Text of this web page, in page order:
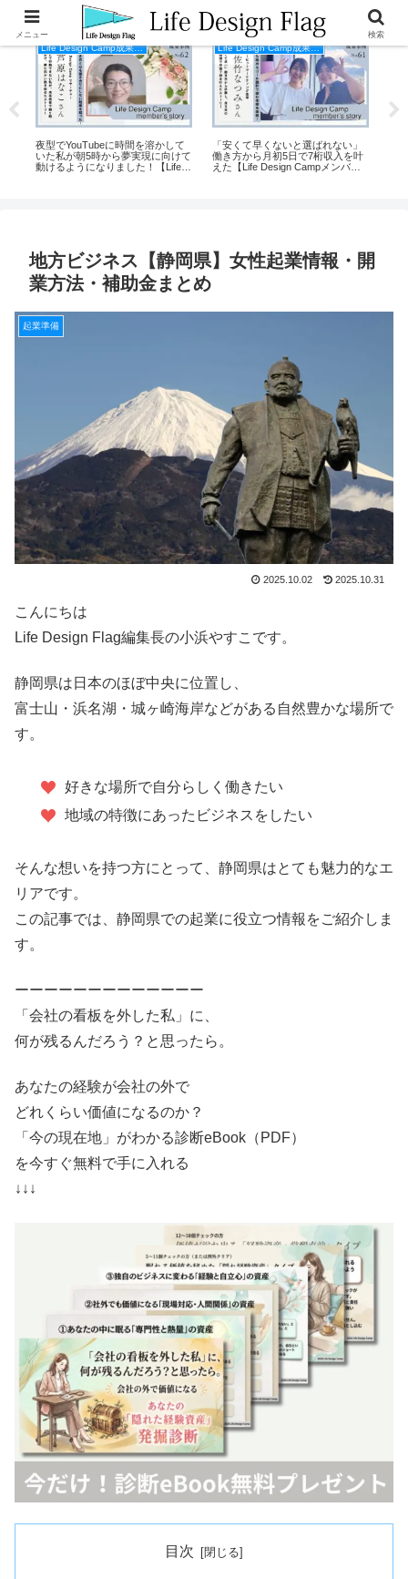
Life Design Camp成果事例
夜型でYouTubeに時間を溶かして
いた私が朝5時から夢実現に向けて
動けるようになりました！【Life
Life Design Camp成果事例
「安くて早くないと選ばれない」
働き方から月初5日で7桁収入を叶
えた【Life Design Campメンバー
地方ビジネス【静岡県】女性起業情報・開
業方法・補助金まとめ
起業準備
2025.10.02 2025.10.31
こんにちは
Life Design Flag編集長の小浜やすこです。
静岡県は日本のほぼ中央に位置し、
富士山・浜名湖・城ヶ崎海岸などがある自然豊かな場所で
す。
好きな場所で自分らしく働きたい
地域の特徴にあったビジネスをしたい
そんな想いを持つ方にとって、静岡県はとても魅力的なエ
リアです。
この記事では、静岡県での起業に役立つ情報をご紹介しま
す。
ーーーーーーーーーーーーー
「会社の看板を外した私」に、
何が残るんだろう？と思ったら。
あなたの経験が会社の外で
どれくらい価値になるのか？
「今の現在地」がわかる診断eBook（PDF）
を今すぐ無料で手に入れる
↓↓↓
目次
メニュー 検索